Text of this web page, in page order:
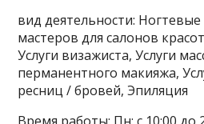
вид деятельности:
мастеров для салонов
Услуги визажиста, Услуги
перманентного макияжа,
ресниц / бровей, Эпиляция